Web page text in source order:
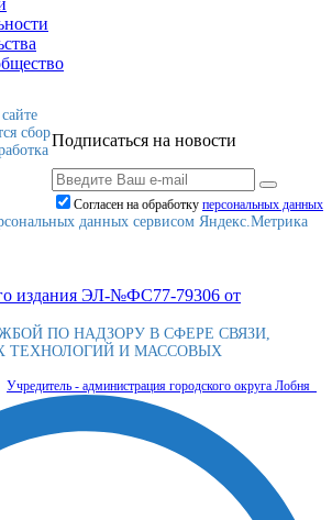
Подписаться на новости
Согласен на обработку персональныx данных
сбор
данных сервисом Яндекс.Метрика
издания ЭЛ-№ФС77-79306 от
ПО НАДЗОРУ В СФЕРЕ СВЯЗИ,
И МАССОВЫХ
Учредитель - администрация городского округа Лобня